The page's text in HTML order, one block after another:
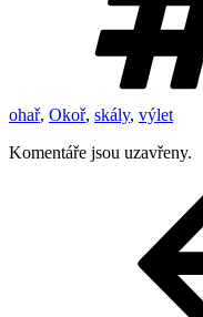
ohař, Okoř, skály, výlet
Komentáře jsou uzavřeny.